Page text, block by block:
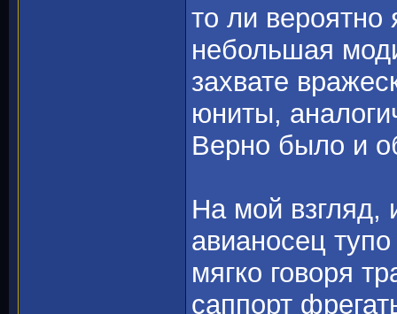
то ли вероятно
небольшая
захвате
юниты,
Верно было и
На мой взгляд,
авианосец
мягко говоря
саппорт